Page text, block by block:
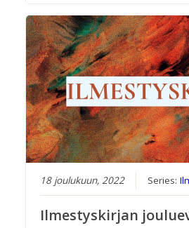
18 joulukuun, 2022 Series:
Ilmestyskirjan